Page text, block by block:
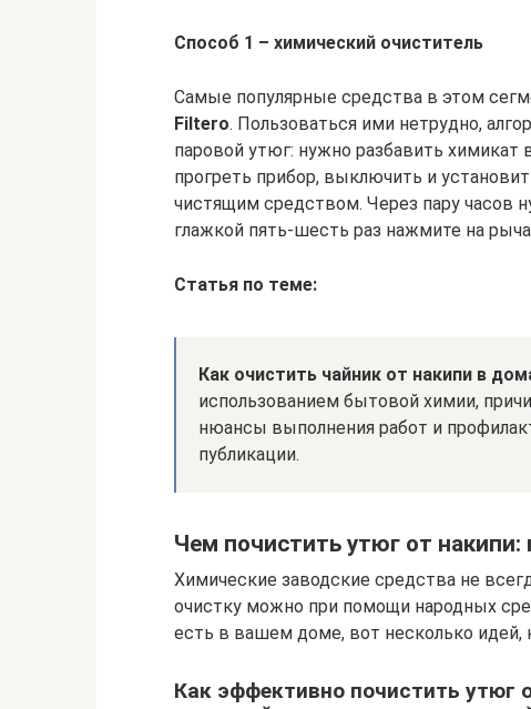
Способ 1 – химический очиститель
Самые популярные средства в этом
Filtero. Пользоваться ими нетрудно,
паровой утюг: нужно разбавить химикат
прогреть прибор, выключить и
чистящим средством. Через пару
глажкой пять-шесть раз нажмите на
Статья по теме:
Как очистить чайник от накипи в
использованием бытовой химии,
нюансы выполнения работ и
публикации.
Чем почистить утюг от
Химические заводские средства не
очистку можно при помощи народных
есть в вашем доме, вот несколько идей,
Как эффективно почистить утюг